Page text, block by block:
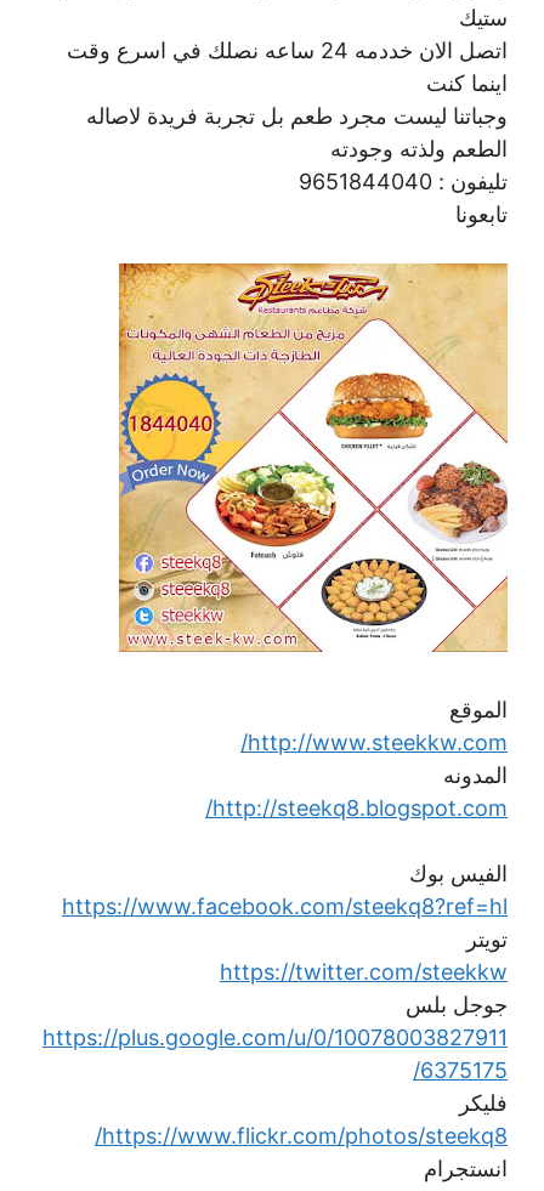
ستيك
اتصل الان خددمه 24 ساعه نصلك في اسرع وقت
اينما كنت
وجباتنا ليست مجرد طعم بل تجربة فريدة لاصاله
الطعم ولذته وجودته
تليفون : 9651844040
تابعونا
الموقع
http://www.steekkw.com/
المدونه
http://steekq8.blogspot.com/
الفيس بوك
https://www.facebook.com/steekq8?ref=hl
تويتر
https://twitter.com/steekkw
جوجل بلس
https://plus.google.com/u/0/10078003827911
6375175/
فليكر
https://www.flickr.com/photos/steekq8/
انستجرام